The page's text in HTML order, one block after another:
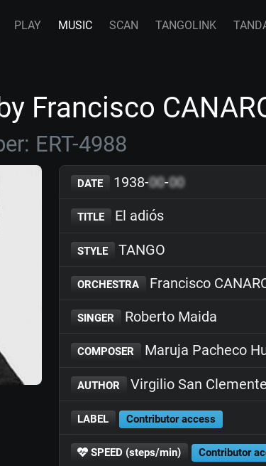
PLAY MUSIC SCAN TANGOLINK
Francisco
ERT-4988
DATE 1938-00-00
TITLE El adiós
STYLE TANGO
ORCHESTRA Francisco
SINGER Roberto Maida
COMPOSER Maruja Pacheco
AUTHOR Virgilio San Clemente
LABEL Contributor access
SPEED (steps/min) Contributor